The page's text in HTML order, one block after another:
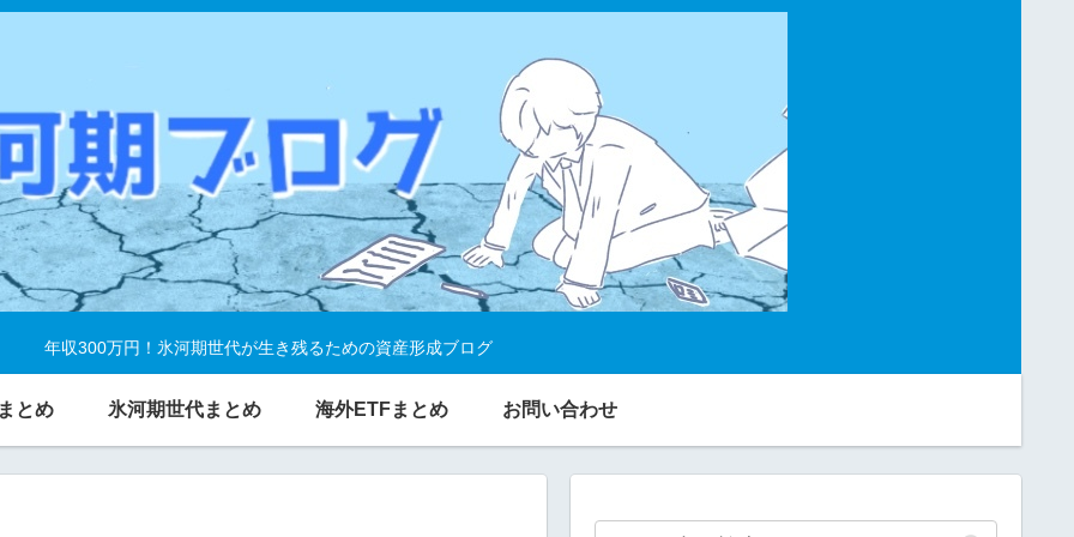
年収300万円！氷河期世代が生き残るための資産形成ブログ
とめ 氷河期世代まとめ 海外ETFまとめ お問い合わせ